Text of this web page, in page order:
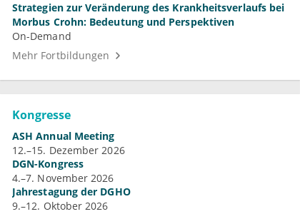
Strategien zur Veränderung des Krankheitsverlaufs bei
Morbus Crohn: Bedeutung und Perspektiven
On-Demand
Mehr Fortbildungen
Kongresse
ASH Annual Meeting
12.–15. Dezember 2026
DGN-Kongress
4.–7. November 2026
Jahrestagung der DGHO
9.–12. Oktober 2026